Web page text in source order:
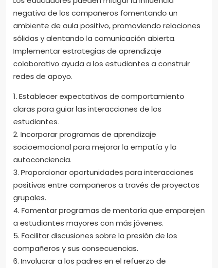
negativa de los compañeros fomentando un
ambiente de aula positivo, promoviendo relaciones
sólidas y alentando la comunicación abierta.
Implementar estrategias de aprendizaje
colaborativo ayuda a los estudiantes a construir
redes de apoyo.
1. Establecer expectativas de comportamiento
claras para guiar las interacciones de los
estudiantes.
2. Incorporar programas de aprendizaje
socioemocional para mejorar la empatía y la
autoconciencia.
3. Proporcionar oportunidades para interacciones
positivas entre compañeros a través de proyectos
grupales.
4. Fomentar programas de mentoría que emparejen
a estudiantes mayores con más jóvenes.
5. Facilitar discusiones sobre la presión de los
compañeros y sus consecuencias.
6. Involucrar a los padres en el refuerzo de